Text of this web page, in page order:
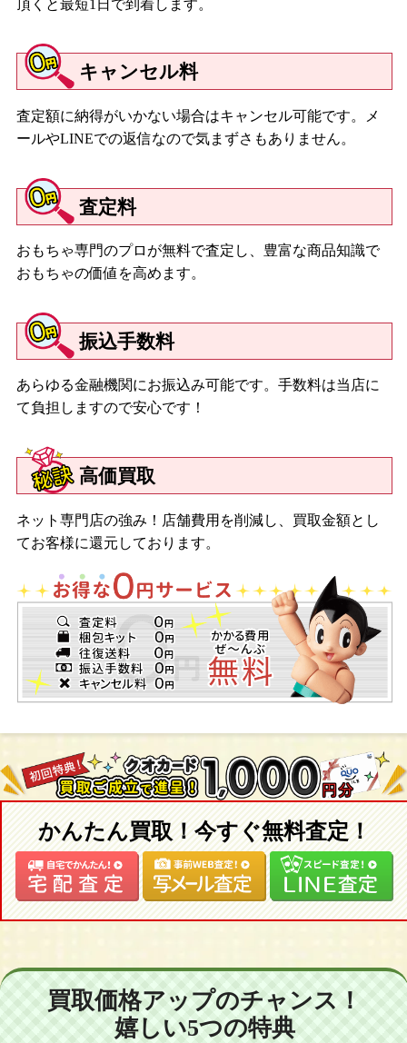
頂くと最短1日で到着します。
キャンセル料
査定額に納得がいかない場合はキャンセル可能です。メ
ールやLINEでの返信なので気まずさもありません。
査定料
おもちゃ専門のプロが無料で査定し、豊富な商品知識で
おもちゃの価値を高めます。
振込手数料
あらゆる金融機関にお振込み可能です。手数料は当店に
て負担しますので安心です！
高価買取
ネット専門店の強み！店舗費用を削減し、買取金額とし
てお客様に還元しております。
かんたん買取！今すぐ無料査定！
買取価格アップのチャンス！
嬉しい5つの特典